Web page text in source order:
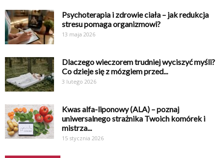
Psychoterapia i zdrowie ciała – jak redukcja
stresu pomaga organizmowi?
13 maja 2026
Dlaczego wieczorem trudniej wyciszyć myśli?
Co dzieje się z mózgiem przed...
3 lutego 2026
Kwas alfa-liponowy (ALA) – poznaj
uniwersalnego strażnika Twoich komórek i
mistrza...
15 stycznia 2026